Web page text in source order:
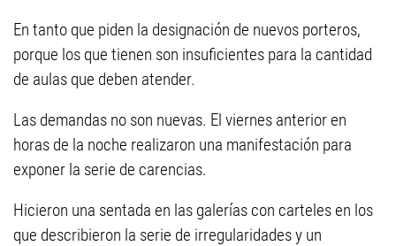
En tanto que piden la designación de nuevos porteros,
porque los que tienen son insuficientes para la cantidad
de aulas que deben atender.
Las demandas no son nuevas. El viernes anterior en
horas de la noche realizaron una manifestación para
exponer la serie de carencias.
Hicieron una sentada en las galerías con carteles en los
que describieron la serie de irregularidades y un